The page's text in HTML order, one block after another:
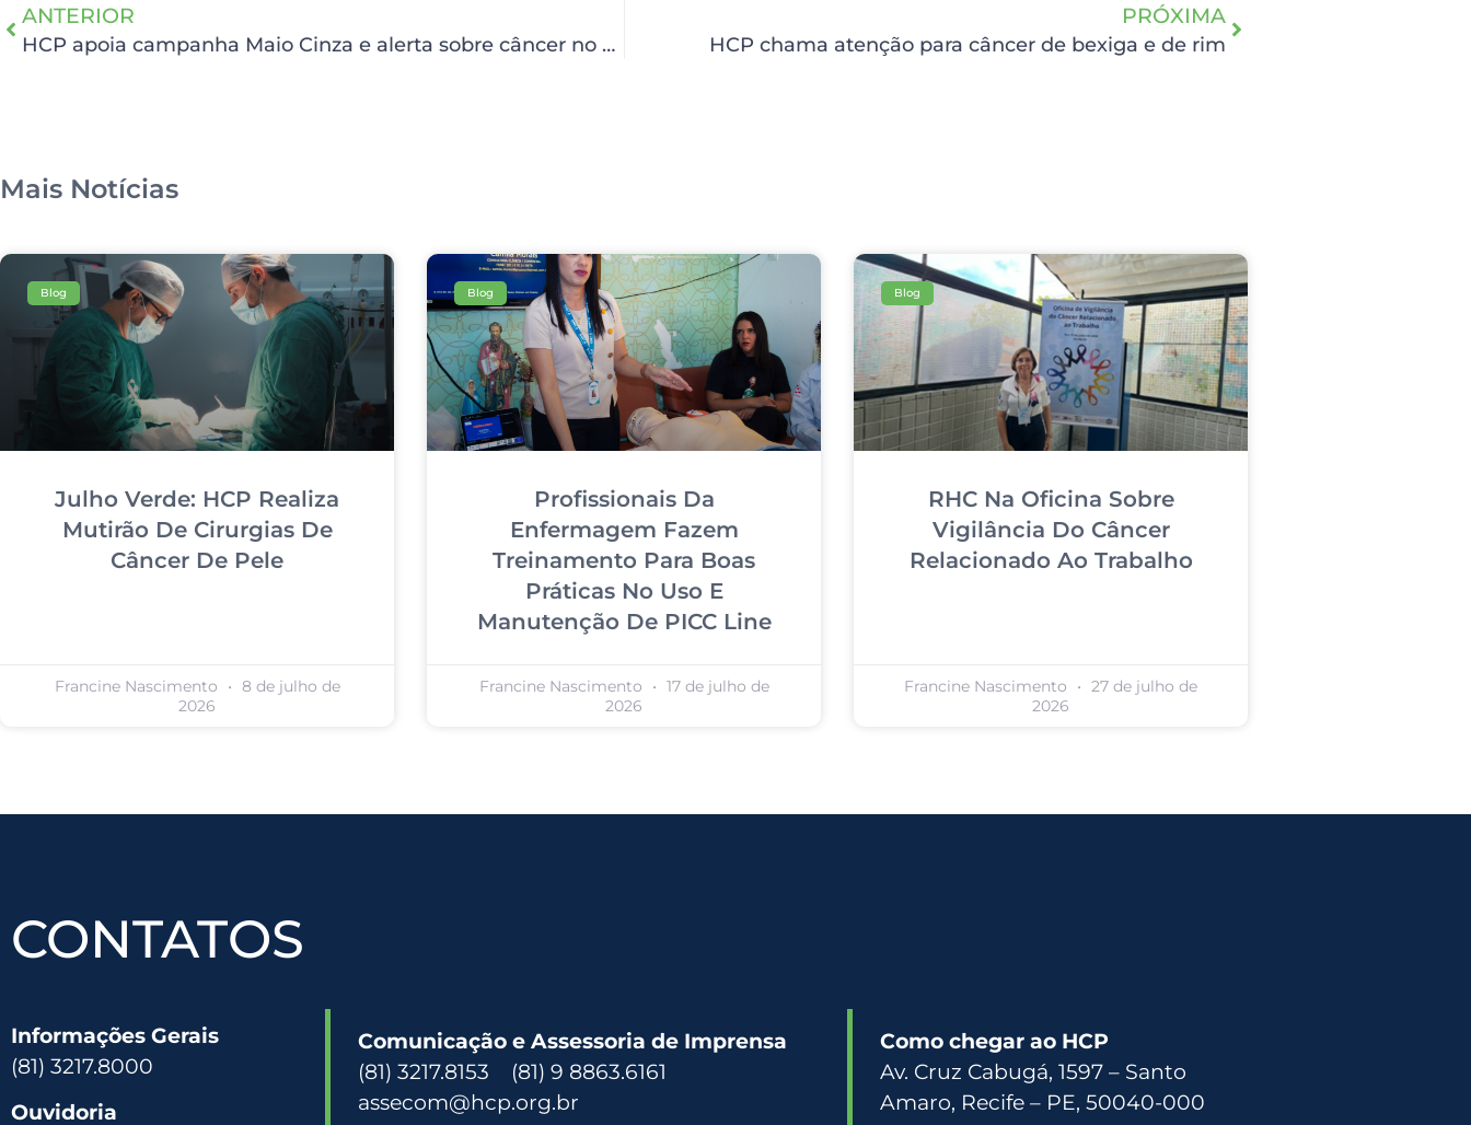
ANTERIOR
HCP apoia campanha Maio Cinza e alerta sobre câncer no cérebro
PRÓXIMA
HCP chama atenção para câncer de bexiga e de rim
Mais Notícias
Blog
Julho Verde: HCP Realiza
Mutirão De Cirurgias De
Câncer De Pele
Francine Nascimento
8 de julho de
2026
Blog
Profissionais Da
Enfermagem Fazem
Treinamento Para Boas
Práticas No Uso E
Manutenção De PICC Line
Francine Nascimento
17 de julho de
2026
Blog
RHC Na Oficina Sobre
Vigilância Do Câncer
Relacionado Ao Trabalho
Francine Nascimento
27 de julho de
2026
CONTATOS
Informações Gerais
(81) 3217.8000
Ouvidoria
Comunicação e Assessoria de Imprensa
(81) 3217.8153 (81) 9 8863.6161
assecom@hcp.org.br
Como chegar ao HCP
Av. Cruz Cabugá, 1597 – Santo
Amaro, Recife – PE, 50040-000